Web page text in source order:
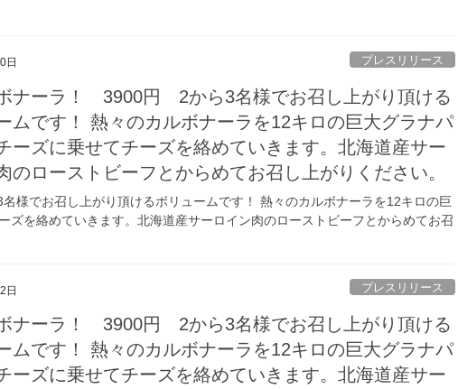
日 プレスリリース
ナーラ！ 3900円 2から3名様でお召し上がり頂ける
ムです！ 熱々のカルボナーラを12キロの巨大グラナパ
ーズに乗せてチーズを絡めていきます。北海道産サー
のローストビーフとからめてお召し上がりください。
でお召し上がり頂けるボリュームです！ 熱々のカルボナーラを12キロの巨
ズを絡めていきます。北海道産サーロイン肉のローストビーフとからめてお召
日 プレスリリース
ナーラ！ 3900円 2から3名様でお召し上がり頂ける
ムです！ 熱々のカルボナーラを12キロの巨大グラナパ
ーズに乗せてチーズを絡めていきます。北海道産サー